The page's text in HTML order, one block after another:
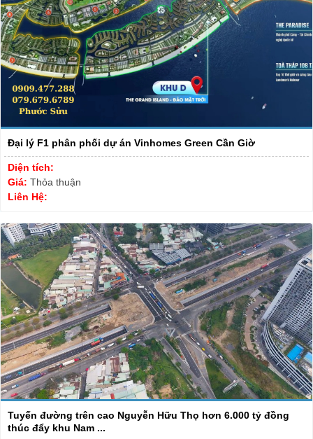
Đại lý F1 phân phối dự án Vinhomes Green Cần Giờ
Diện tích:
Giá: Thỏa thuận
Liên Hệ:
Tuyến đường trên cao Nguyễn Hữu Thọ hơn 6.000 tỷ đồng
thúc đẩy khu Nam ...